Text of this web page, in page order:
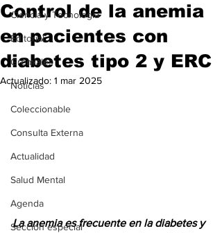
Ciencia y Tecnología
Editorial
Gremiales
Noticias
Coleccionable
Consulta Externa
Actualidad
Salud Mental
Agenda
Sección especial
Control de la anemia
en pacientes con
diabetes tipo 2 y ERC
Actualizado: 1 mar 2025
La anemia es frecuente en la diabetes y